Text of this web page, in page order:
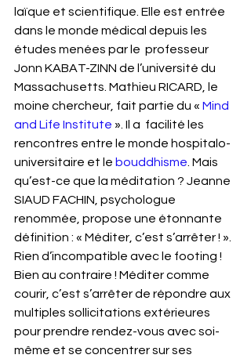
laïque et scientifique. Elle est entrée
dans le monde médical depuis les
études menées par le  professeur
Jonn KABAT-ZINN de l’université du
Massachusetts. Mathieu RICARD, le
moine chercheur, fait partie du « Mind
and Life Institute ». Il a  facilité les
rencontres entre le monde hospitalo-
universitaire et le bouddhisme . Mais
qu’est-ce que la méditation ? Jeanne
SIAUD FACHIN, psychologue
renommée, propose une étonnante
définition : « Méditer, c’est s’arrêter ! ».
Rien d’incompatible avec le footing !
Bien au contraire ! Méditer comme
courir, c’est s’arrêter de répondre aux
multiples sollicitations extérieures
pour prendre rendez-vous avec soi-
même et se concentrer sur ses